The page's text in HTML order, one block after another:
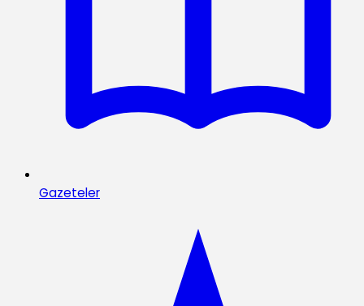
Gazeteler